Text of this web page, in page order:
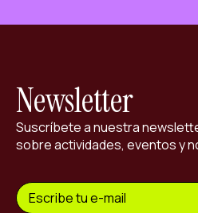
Newsletter
Suscríbete a nuestra
sobre actividades, eventos y